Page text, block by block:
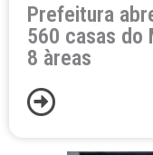
Prefeitura
560 casas do
8 àreas